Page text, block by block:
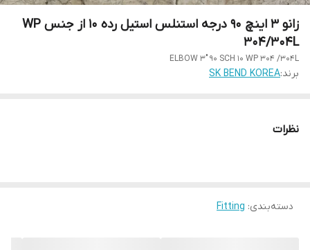
زانو 3 اینچ 90 درجه استنلس استیل رده 10 از جنس WP
304/304L
ELBOW 3" 90 SCH 10 WP 304 /304L
برند:SK BEND KOREA
نظرات
دسته‌بندی:
Fitting